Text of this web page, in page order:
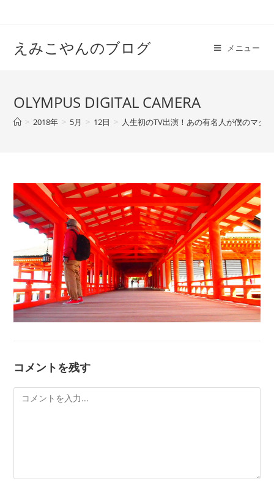
えみこやんのブログ メニュー
OLYMPUS DIGITAL CAMERA
> 2018年 > 5月 > 12日 > 人生初のTV出演！あの有名人が僕のマグ
コメントを残す